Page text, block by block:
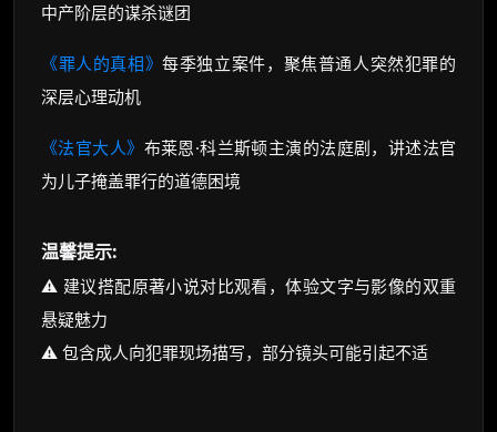
中产阶层的谋杀谜团
《罪人的真相》每季独立案件，聚焦普通人突然犯罪的
深层心理动机
《法官大人》 布莱恩·科兰斯顿主演的法庭剧，讲述法官
为儿子掩盖罪行的道德困境
温馨提示:
⚠️ 建议搭配原著小说对比观看，体验文字与影像的双重
悬疑魅力
⚠️ 包含成人向犯罪现场描写，部分镜头可能引起不适